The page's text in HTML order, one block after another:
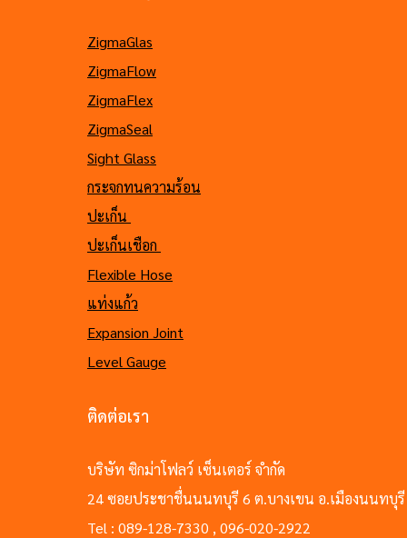
ZigmaGlas
ZigmaFlow
ZigmaFlex
ZigmaSeal
Sight Glass
กระจกทนความร้อน
ปะเก็น
ปะเก็นเชือก
Flexible Hose
แท่งแก้ว
Expansion Joint
Level Gauge
ติดต่อเรา
บริษัท ซิกม่าโฟลว์ เซ็นเตอร์ จำกัด
24 ซอยประชาชื่นนนทบุรี 6 ต.บางเขน อ.เมืองนนทบุ
Tel : 089-128-7330 , 096-020-2922